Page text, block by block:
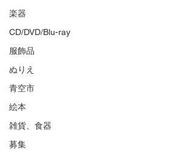
楽器
CD/DVD/Blu-ray
服飾品
ぬりえ
青空市
絵本
雑貨、食器
募集